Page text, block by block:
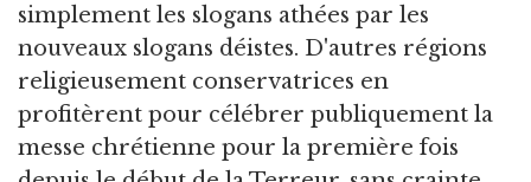
simplement les slogans athées par les
nouveaux slogans déistes. D'autres régions
religieusement conservatrices en
profitèrent pour célébrer publiquement la
messe chrétienne pour la première fois